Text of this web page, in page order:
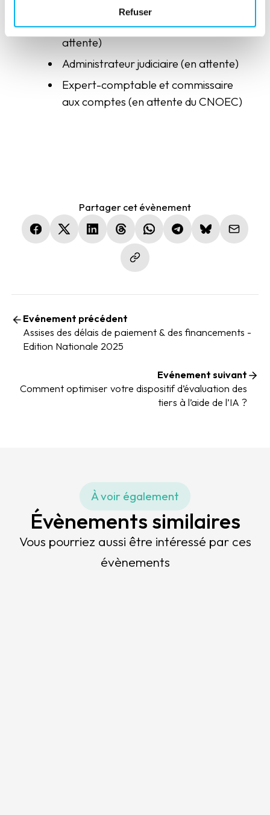
Refuser
Président du TC de Strasbourg (en
attente)
Administrateur judiciaire (en attente)
Expert-comptable et commissaire
aux comptes (en attente du CNOEC)
Partager cet évènement
(nouvelle fenêtre)
(nouvelle fenêtre)
(nouvelle fenêtre)
(nouvelle fenêtre)
(nouvelle fenêtre)
(nouvelle fenêtre)
(nouvelle
Evénement précédent
Assises des délais de paiement & des financements -
Edition Nationale 2025
Evénement suivant
Comment optimiser votre dispositif d’évaluation des
tiers à l’aide de l’IA ?
À voir également
Évènements similaires
Vous pourriez aussi être intéressé par ces
évènements